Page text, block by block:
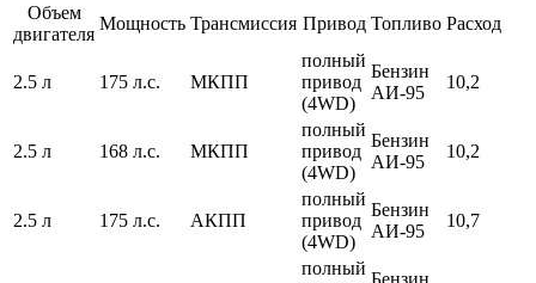
Объем
двигателя
Мощность Трансмиссия Привод Топливо Расход
2.5 л 175 л.с. МКПП
полный
привод
(4WD)
Бензин
АИ-95
10,2
2.5 л 168 л.с. МКПП
полный
привод
(4WD)
Бензин
АИ-95
10,2
2.5 л 175 л.с. АКПП
полный
привод
(4WD)
Бензин
АИ-95
10,7
полный